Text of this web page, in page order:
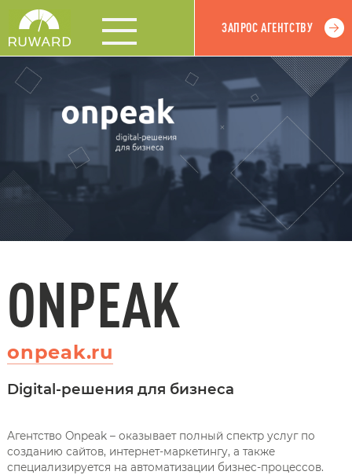
ЗАПРОС АГЕНТСТВУ
ONPEAK
onpeak.ru
Digital-решения для бизнеса
Агентство Onpeak – оказывает полный спектр услуг по
созданию сайтов, интернет-маркетингу, а также
специализируется на автоматизации бизнес-процессов.